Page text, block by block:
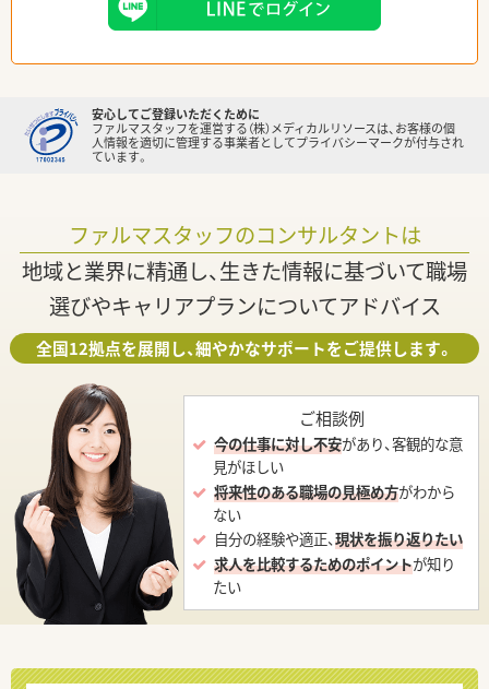
安心してご登録いただくために
ファルマスタッフを運営する（株）メディカルリソースは、お客様の個
人情報を適切に管理する事業者としてプライバシーマークが付与され
ています。
ファルマスタッフのコンサルタントは
地域と業界に精通し、生きた情報に基づいて職場
選びやキャリアプランについてアドバイス
全国12拠点を展開し、細やかなサポートをご提供します。
ご相談例
今の仕事に対し不安があり、客観的な意
見がほしい
将来性のある職場の見極め方がわから
ない
自分の経験や適正、現状を振り返りたい
求人を比較するためのポイントが知り
たい